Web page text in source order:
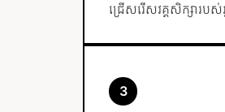
ជ្រើសរើសវគ្គសិក្សារប